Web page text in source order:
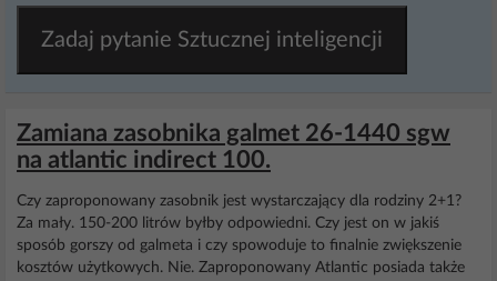
Zadaj pytanie Sztucznej inteligencji
Zamiana zasobnika galmet 26-1440 sgw
na atlantic indirect 100.
Czy zaproponowany zasobnik jest wystarczający dla rodziny 2+1?
Za mały. 150-200 litrów byłby odpowiedni. Czy jest on w jakiś
sposób gorszy od galmeta i czy spowoduje to finalnie zwiększenie
kosztów użytkowych. Nie. Zaproponowany Atlantic posiada także